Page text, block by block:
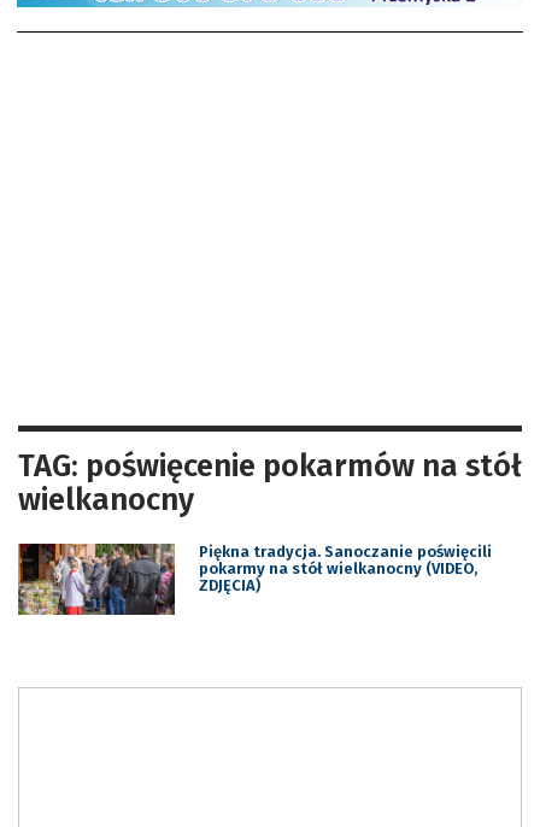
TAG: poświęcenie pokarmów na stół
wielkanocny
Piękna tradycja. Sanoczanie poświęcili
pokarmy na stół wielkanocny (VIDEO,
ZDJĘCIA)